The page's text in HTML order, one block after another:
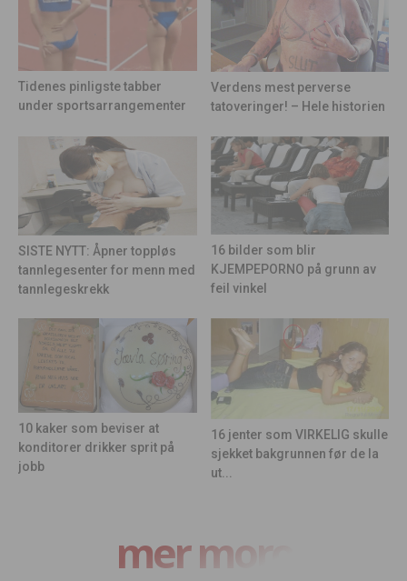
Tidenes pinligste tabber
under sportsarrangementer
Verdens mest perverse
tatoveringer! – Hele historien
SISTE NYTT: Åpner toppløs
tannlegesenter for menn med
tannlegeskrekk
16 bilder som blir
KJEMPEPORNO på grunn av
feil vinkel
10 kaker som beviser at
konditorer drikker sprit på
jobb
16 jenter som VIRKELIG skulle
sjekket bakgrunnen før de la
ut...
mer moro